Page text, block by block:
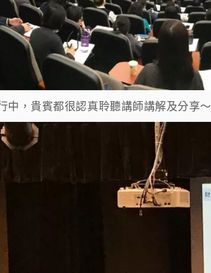
中，貴賓都很認真聆聽講師講解及分享～